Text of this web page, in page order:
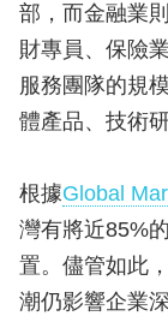
部，而金融業
財專員、保險
服務團隊的規
體產品、技術研
根據Global
灣有將近85%
置。儘管如此
潮仍影響企業